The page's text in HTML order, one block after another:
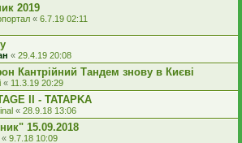
2019
« 6.7.19 02:11
« 29.4.19 20:08
Кантрійний Тандем знову в Києві
« 11.3.19 20:29
II - TATAPKA
« 28.9.18 13:06
15.09.2018
« 9.7.18 10:09